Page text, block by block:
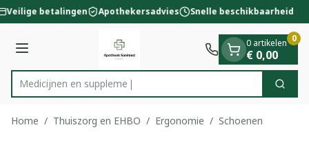
Ga naar de inhoud
1 van 1
Veilige betalingen Apothekersadvies Snelle beschikbaarheid
Menu
Product, merk, categorie...
Me Zoek
0 artikelen
€ 0,00
0
Home / Thuiszorg en EHBO / Ergonomie / Schoenen